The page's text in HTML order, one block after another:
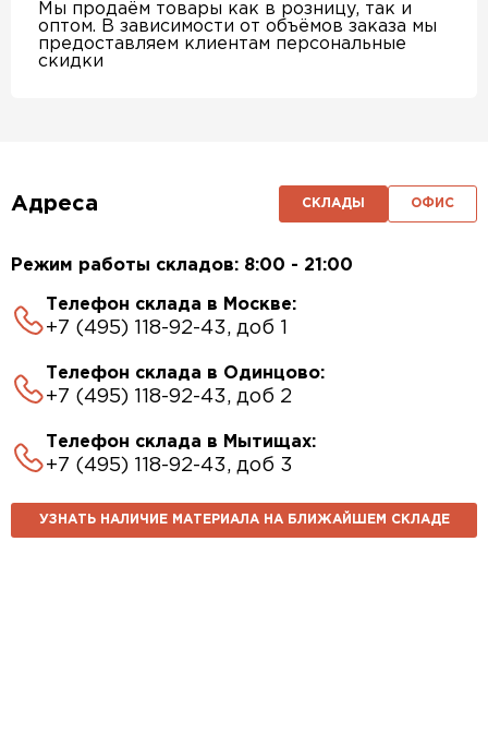
Мы продаём товары как в розницу, так и
оптом. В зависимости от объёмов заказа мы
предоставляем клиентам персональные
скидки
Адреса СКЛАДЫ ОФИС
Режим работы складов: 8:00 - 21:00
Телефон склада в Москве:
+7 (495) 118-92-43, доб 1
Телефон склада в Одинцово:
+7 (495) 118-92-43, доб 2
Телефон склада в Мытищах:
+7 (495) 118-92-43, доб 3
УЗНАТЬ НАЛИЧИЕ МАТЕРИАЛА НА БЛИЖАЙШЕМ СКЛАДЕ